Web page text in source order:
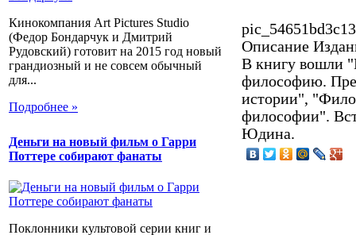
Кинокомпания Art Pictures Studio
(Федор Бондарчук и Дмитрий
Рудовский) готовит на 2015 год новый
грандиозный и не совсем обычный
для...
Подробнее »
Деньги на новый фильм о Гарри
Поттере собирают фанаты
Поклонники культовой серии книг и
Описание
В книгу вошли
философию.
истории",
философии".
Юдина.